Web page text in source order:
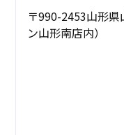
〒990-2453山形
ン山形南店内）